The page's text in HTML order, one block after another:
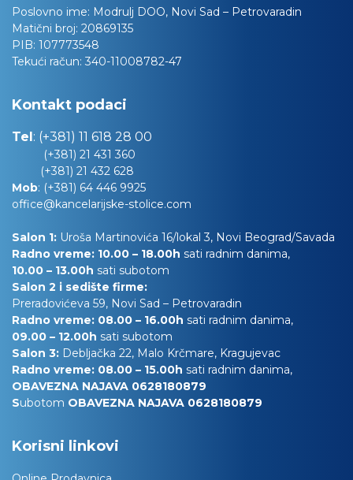
Poslovno ime: Modrulj DOO, Novi Sad – Petrovaradin
Matični broj: 20869135
PIB: 107773548
Tekući račun: 340-11008782-47
Kontakt podaci
Tel: (+381) 11 618 28 00
(+381) 21 431 360
(+381) 21 432 628
Mob: (+381) 64 446 9925
office@kancelarijske-stolice.com
Salon 1: Uroša Martinovića 16/lokal 3, Novi Beograd/Savada
Radno vreme: 10.00 – 18.00h sati radnim danima,
10.00 – 13.00h sati subotom
Salon 2 i sedište firme:
Preradovićeva 59, Novi Sad – Petrovaradin
Radno vreme: 08.00 – 16.00h sati radnim danima,
09.00 – 12.00h sati subotom
Salon 3: Debljačka 22, Malo Krčmare, Kragujevac
Radno vreme: 08.00 – 15.00h sati radnim danima,
OBAVEZNA NAJAVA 0628180879
Subotom OBAVEZNA NAJAVA 0628180879
Korisni linkovi